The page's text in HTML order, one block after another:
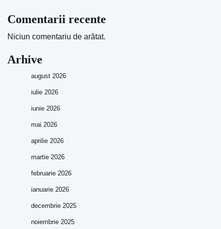
Comentarii recente
Niciun comentariu de arătat.
Arhive
august 2026
iulie 2026
iunie 2026
mai 2026
aprilie 2026
martie 2026
februarie 2026
ianuarie 2026
decembrie 2025
noiembrie 2025